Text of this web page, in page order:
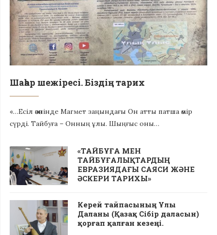
Шаһар шежіресі. Біздің тарих
«…Есіл өзөнінде Магмет заңындағы Он атты патша өмір
сүрді. Тайбуға – Онның ұлы. Шыңғыс оны…
«ТАЙБҰҒА МЕН
ТАЙБҰҒАЛЫҚТАРДЫҢ
ЕВРАЗИЯДАҒЫ САЯСИ ЖӘНЕ
ӘСКЕРИ ТАРИХЫ»
Керей тайпасының Ұлы
Даланы (Қазақ Сібір даласын)
қорғап қалған кезеңі.